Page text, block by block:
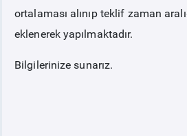
ortalaması alınıp teklif zaman
eklenerek yapılmaktadır.
Bilgilerinize sunarız.